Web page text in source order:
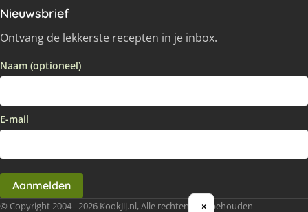
Nieuwsbrief
Ontvang de lekkerste recepten in je inbox.
Naam (optioneel)
E-mail
Aanmelden
© Copyright 2004 - 2026 KookJij.nl, Alle rechten voorbehouden
×